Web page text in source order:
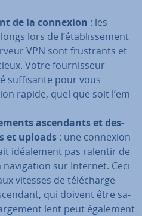
de la connexion : les
lors de l’éta­blis­se­ment
VPN sont frus­trants et
Votre four­nis­seur
suf­fi­sante pour vous
rapide, quel que soit l’em­
as­cen­dants et des­
et uploads : une connexion
idéa­le­ment pas ralentir de
sur Internet. Ceci
vitesses de té­lé­char­ge­
qui doivent être sa­
lent peut également